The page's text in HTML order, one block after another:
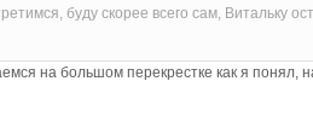
буду скорее всего сам, Витальку
на большом перекрестке как я понял,